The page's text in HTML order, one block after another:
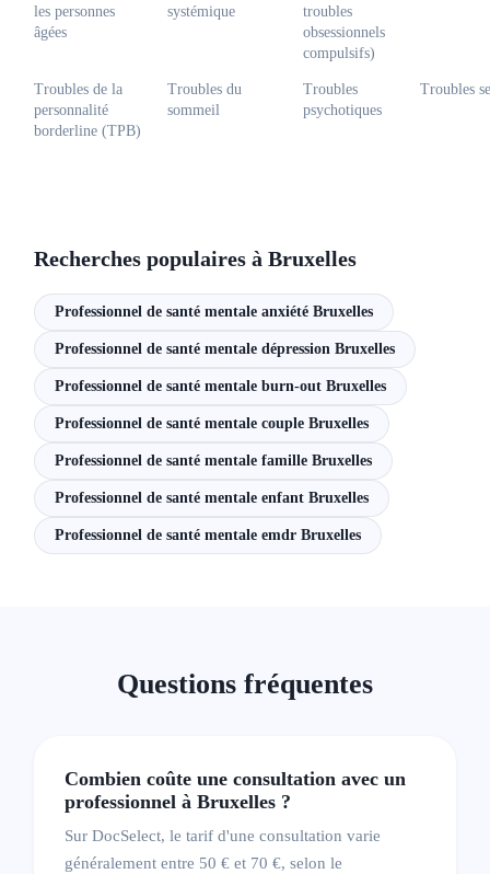
Prochaines disponibilités
15-08-2026 22-08-2026
Prochaines disponibilités
Mathias Baudet
Psychologue, Hypnothérapeute
Français
Réponse sous 24 - 48h
10-08-2026
Coach, Hypnothérapeute,
Avenue Gabriel Fauré 5, 1190 Forest
Prochaines disponibilités
Voir la fiche
les personnes
âgées
systémique
troubles
obsessionnels
compulsifs)
Troubles de la
personnalité
borderline (TPB)
Troubles du
sommeil
Troubles
psychotiques
Troubles
Recherches populaires à Bruxelles
Professionnel de santé mentale anxiété Bruxelles
Professionnel de santé mentale dépression Bruxelles
Professionnel de santé mentale burn-out Bruxelles
Professionnel de santé mentale couple Bruxelles
Professionnel de santé mentale famille Bruxelles
Professionnel de santé mentale enfant Bruxelles
Professionnel de santé mentale emdr Bruxelles
Questions fréquentes
Combien coûte une consultation avec un
professionnel à Bruxelles ?
Sur DocSelect, le tarif d'une consultation varie
généralement entre 50 € et 70 €, selon le